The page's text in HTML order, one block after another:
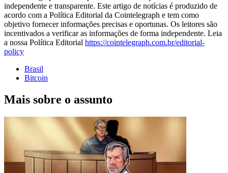
independente e transparente. Este artigo de notícias é produzido de
acordo com a Política Editorial da Cointelegraph e tem como
objetivo fornecer informações precisas e oportunas. Os leitores são
incentivados a verificar as informações de forma independente. Leia
a nossa Política Editorial https://cointelegraph.com.br/editorial-
policy
Brasil
Bitcoin
Mais sobre o assunto